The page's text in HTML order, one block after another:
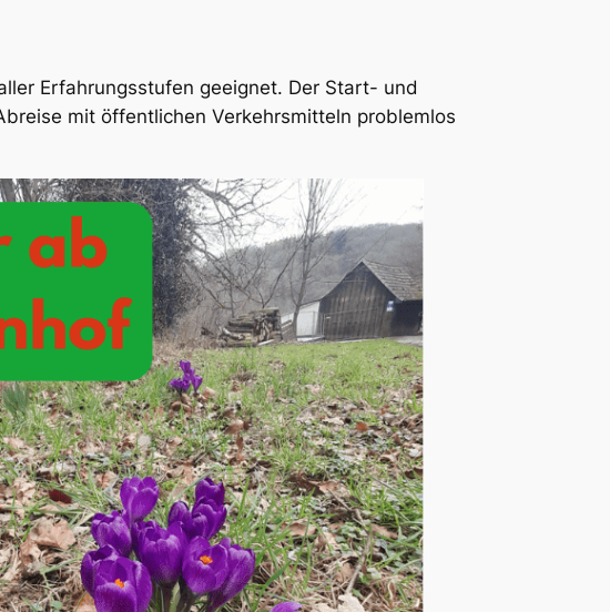
Erfahrungsstufen geeignet. Der Start- und
mit öffentlichen Verkehrsmitteln problemlos